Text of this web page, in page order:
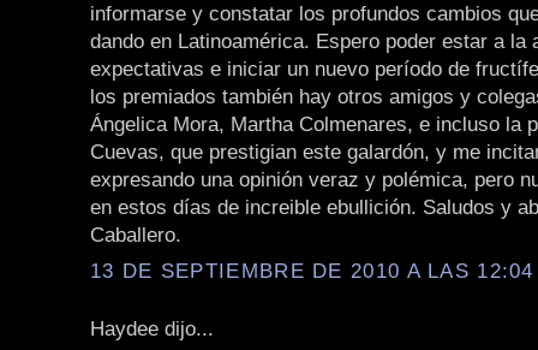
informarse y constatar los profundos cambios
dando en Latinoamérica. Espero poder estar a la
expectativas e iniciar un nuevo período de
los premiados también hay otros amigos y
Ángelica Mora, Martha Colmenares, e incluso la
Cuevas, que prestigian este galardón, y me
expresando una opinión veraz y polémica, pero
en estos días de increible ebullición. Saludos y
Caballero.
13 DE SEPTIEMBRE DE 2010 A LAS 12:04
Haydee dijo...